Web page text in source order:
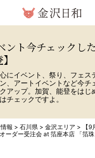
ント今チェックし
にイベント、祭り、フェス
、アートイベントなど今チ
アップ。加賀、能登をはじ
チェックですよ。
報 >石川県 >金沢エリア >
【
ーダー受注会 at 箔座本店 「箔